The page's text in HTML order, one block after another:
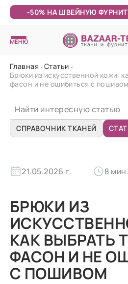
-50% НА ШВЕЙНУЮ
МЕНЮ
Главная
Статьи
Брюки из искусственной кожи:
фасон и не ошибиться с пошивом
СПРАВОЧНИК ТКАНЕЙ
21.05.2026 г. 8 мин.
БРЮКИ ИЗ
КАК ВЫБРАТЬ
ФАСОН И НЕ
С ПОШИВОМ